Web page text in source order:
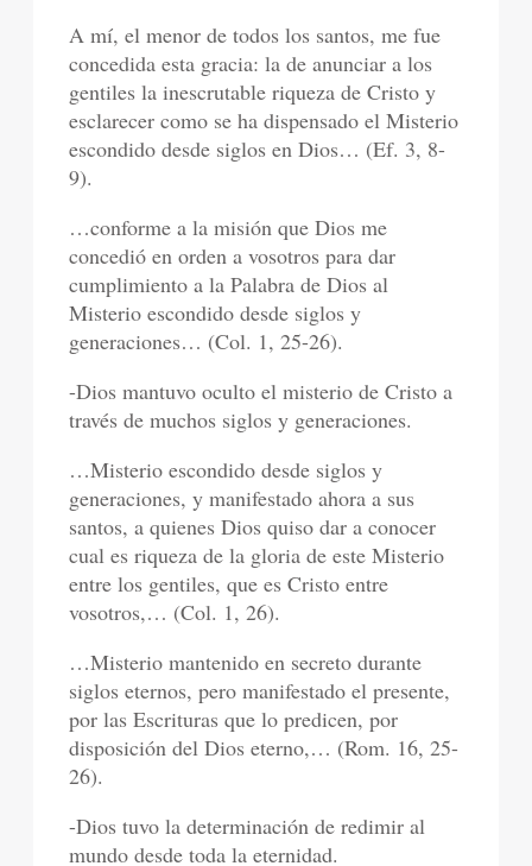
A mí, el menor de todos los santos, me fue
concedida esta gracia: la de anunciar a los
gentiles la inescrutable riqueza de Cristo y
esclarecer como se ha dispensado el Misterio
escondido desde siglos en Dios… (Ef. 3, 8-
9).
…conforme a la misión que Dios me
concedió en orden a vosotros para dar
cumplimiento a la Palabra de Dios al
Misterio escondido desde siglos y
generaciones… (Col. 1, 25-26).
-Dios mantuvo oculto el misterio de Cristo a
través de muchos siglos y generaciones.
…Misterio escondido desde siglos y
generaciones, y manifestado ahora a sus
santos, a quienes Dios quiso dar a conocer
cual es riqueza de la gloria de este Misterio
entre los gentiles, que es Cristo entre
vosotros,… (Col. 1, 26).
…Misterio mantenido en secreto durante
siglos eternos, pero manifestado el presente,
por las Escrituras que lo predicen, por
disposición del Dios eterno,… (Rom. 16, 25-
26).
-Dios tuvo la determinación de redimir al
mundo desde toda la eternidad.